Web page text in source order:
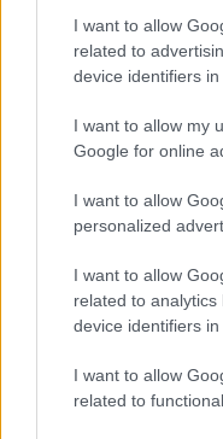
I want to allow
related to
device identifiers in
I want to allow my
Google for online
I want to allow
personalized
I want to allow
related to
device identifiers in
I want to allow
related to